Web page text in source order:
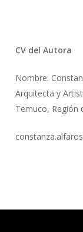
CV del Autora
Nombre:
Arquitecta y
Temuco, Región